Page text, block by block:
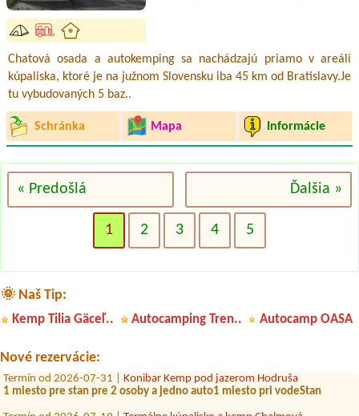
Chatová osada a autokemping sa nachádzajú priamo v areáli
kúpaliska, ktoré je na južnom Slovensku iba 45 km od Bratislavy.Je
tu vybudovaných 5 baz..
Schránka Mapa Informácie
« Predošlá Ďalšia »
1 2 3 4 5
🌞 Naš Tip:
Kemp Tilia Gäceľ.. Autocamping Tren.. Autocamp OASA
Nové rezervácie:
Termín od 2026-08-14 |
2 miesta pre stany pre 4 dospelých a 4 deti
Termín od 2026-08-03 |Penzión a Hotel Dedinky, stanový tábor
Termín od 2026-07-30 |
Termín od 2026-07-31 | Konibar Kemp pod jazerom Hodruša
1 miesto pre stan pre 2 osoby a jedno auto1 miesto pri vodeStan